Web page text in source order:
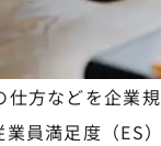
方などを企業
員満足度（ES